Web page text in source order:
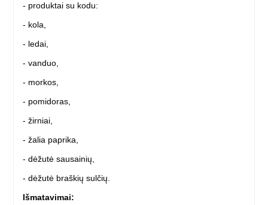
- produktai su kodu:
- kola,
- ledai,
- vanduo,
- morkos,
- pomidoras,
- žirniai,
- žalia paprika,
- dėžutė sausainių,
- dėžutė braškių sulčių.
Išmatavimai: